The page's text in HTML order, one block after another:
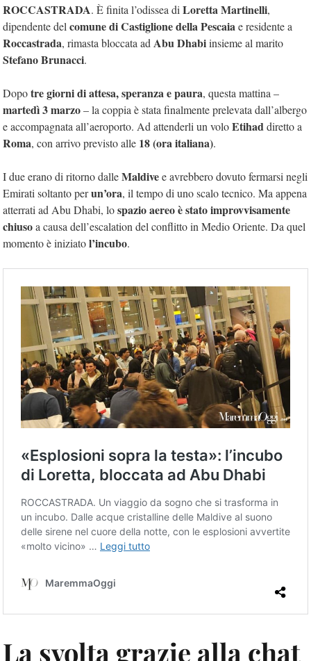
ROCCASTRADA. È finita l’odissea di Loretta Martinelli,
dipendente del comune di Castiglione della Pescaiae residente a
Roccastrada, rimasta bloccata ad Abu Dhabiinsieme al marito
Stefano Brunacci.
Dopotre giorni di attesa, speranza e paura, questa mattina –
martedì 3 marzo– la coppia è stata finalmente prelevata dall’albergo
e accompagnata all’aeroporto. Ad attenderli un voloEtihaddiretto a
Roma, con arrivo previsto alle 18 (ora italiana).
I due erano di ritorno dalleMaldivee avrebbero dovuto fermarsi negli
Emirati soltanto perun’ora, il tempo di uno scalo tecnico. Ma appena
atterrati ad Abu Dhabi, lospazio aereo è stato improvvisamente
chiusoa causa dell’escalation del conflitto in Medio Oriente. Da quel
momento è iniziatol’incubo.
La svolta grazie alla chat